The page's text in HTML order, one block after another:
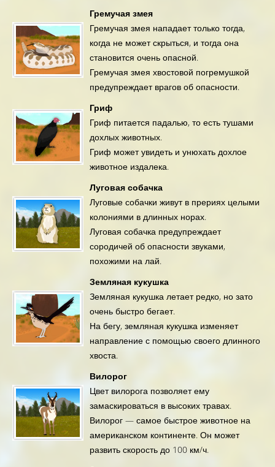
Гремучая змея
Гремучая змея нападает только тогда,
когда не может скрыться, и тогда она
становится очень опасной.
Гремучая змея хвостовой погремушкой
предупреждает врагов об опасности.
Гриф
Гриф питается падалью, то есть тушами
дохлых животных.
Гриф может увидеть и унюхать дохлое
животное издалека.
Луговая собачка
Луговые собачки живут в прериях целыми
колониями в длинных норах.
Луговая собачка предупреждает
сородичей об опасности звуками,
похожими на лай.
Земляная кукушка
Земляная кукушка летает редко, но зато
очень быстро бегает.
На бегу, земляная кукушка изменяет
направление с помощью своего длинного
хвоста.
Вилорог
Цвет вилорога позволяет ему
замаскироваться в высоких травах.
Вилорог — самое быстрое животное на
американском континенте. Он может
развить скорость до 100 км/ч.